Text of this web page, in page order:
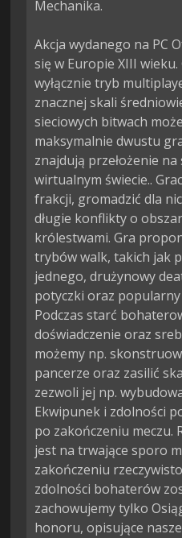
Mechanika.
Akcja wydanego na PC
się w Europie XIII
wyłącznie tryb
znacznej skali
sieciowych bitwach
maksymalnie dwustu
znajdują przełożenie na
wirtualnym świecie..
frakcji, gromadzić dla
długie konflikty o
królestwami. Gra
trybów walk, takich jak
jednego, drużynowy
potyczki oraz popularny
Podczas starć
doświadczenie oraz
możemy np.
pancerze oraz zasilić
zezwoli jej np.
Ekwipunek i zdolności
po zakończeniu meczu.
jest na trwające sporo
zakończeniu
zdolności bohaterów
zachowujemy tylko
honoru, opisujące